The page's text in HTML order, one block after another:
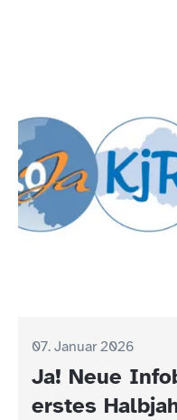
07. Januar 2026
Ja! Neue
erstes